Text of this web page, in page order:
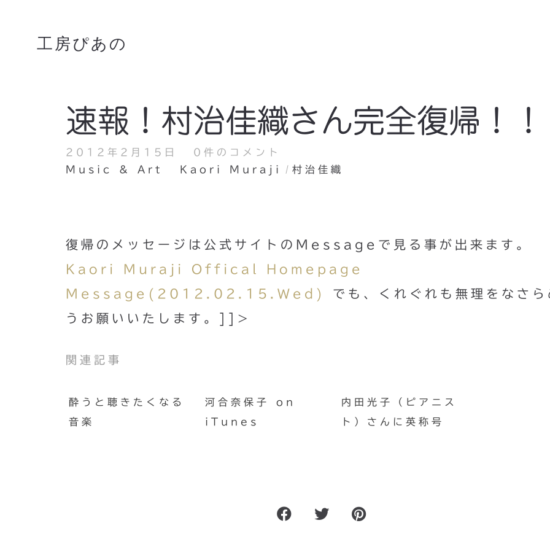
工房ぴあの
速報！村治佳織さん完全復帰！！
2012年2月15日
0件のコメント
Music & Art
Kaori Muraji 村治佳織
復帰のメッセージは公式サイトのMessageで見る事が出来ます。
Kaori Muraji Offical Homepage
Message(2012.02.15.Wed)
でも、くれぐれも無理をなさ
うお願いいたします。]]>
関連記事
酔うと聴きたくなる
音楽
河合奈保子 on
iTunes
内田光子（ピアニス
ト）さんに英称号
Finderのツールバーに『？』マ
Todoアプリの『Clear』を